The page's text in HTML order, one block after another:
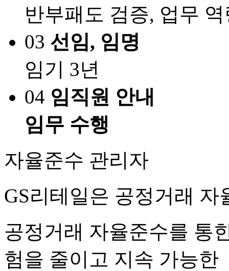
반부패도 검증, 업무
03 선임, 임명
임기 3년
04 임직원 안내
임무 수행
자율준수 관리자
GS리테일은 공정거래
공정거래 자율준수를 통
험을 줄이고 지속 가능한